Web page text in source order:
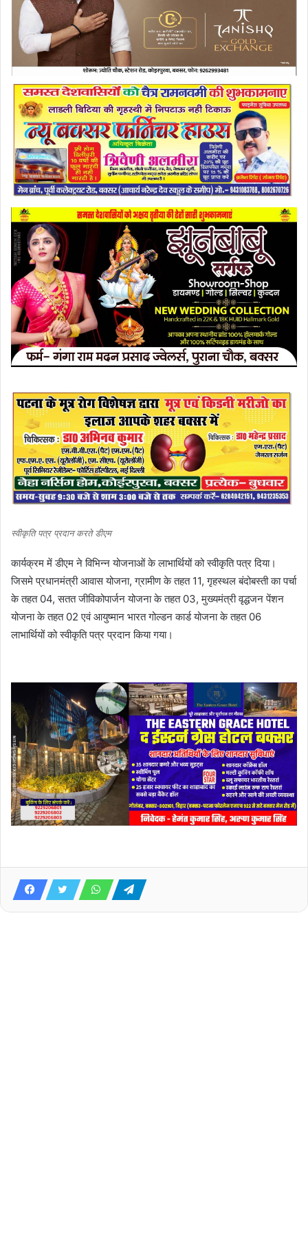
स्वीकृति पत्र प्रदान करते डीएम
कार्यक्रम में डीएम ने विभिन्न योजनाओं के लाभार्थियों को स्वीकृति पत्र दिया।
जिसमे प्रधानमंत्री आवास योजना, ग्रामीण के तहत 11, गृहस्थल बंदोबस्ती का पर्चा
के तहत 04, सतत जीविकोपार्जन योजना के तहत 03, मुख्यमंत्री वृद्धजन पेंशन
योजना के तहत 02 एवं आयुष्मान भारत गोल्डन कार्ड योजना के तहत 06
लाभार्थियों को स्वीकृति पत्र प्रदान किया गया।